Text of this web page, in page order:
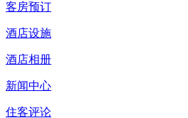
客房预订
酒店设施
酒店相册
新闻中心
住客评论